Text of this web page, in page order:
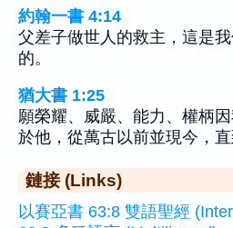
約翰一書 4:14
父差子做世人的救主，這是
的。
猶大書 1:25
願榮耀、威嚴、能力、權柄
於他，從萬古以前並現今，直
鏈接 (Links)
以賽亞書 63:8 雙語聖經